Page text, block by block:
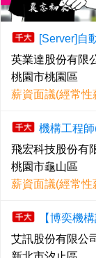
[Server]自
英業達股份有限
桃園市桃園區
薪資面議(經常
機構工程
飛宏科技股份有
桃園市龜山區
薪資面議(經常
【博奕機
艾訊股份有限公